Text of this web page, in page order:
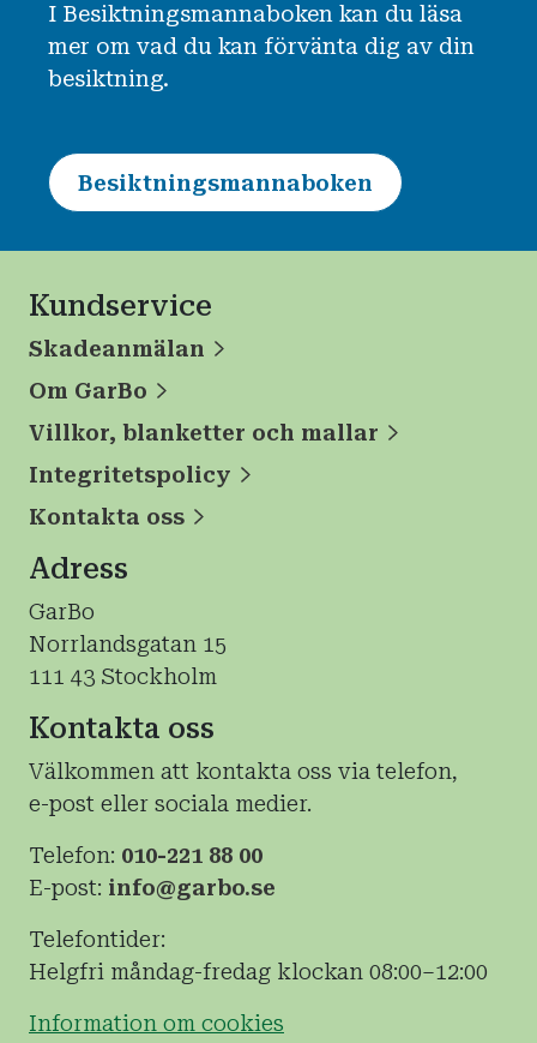
I Besiktningsmannaboken kan du läsa
mer om vad du kan förvänta dig av din
besiktning.
Besiktningsmannaboken
Kundservice
Skadeanmälan
Om GarBo
Villkor, blanketter och mallar
Integritetspolicy
Kontakta oss
Adress
GarBo
Norrlandsgatan 15
111 43 Stockholm
Kontakta oss
Välkommen att kontakta oss via telefon,
e-post eller sociala medier.
Telefon: 010-221 88 00
E-post: info@garbo.se
Telefontider:
Helgfri måndag-fredag klockan 08:00–12:00
Information om cookies